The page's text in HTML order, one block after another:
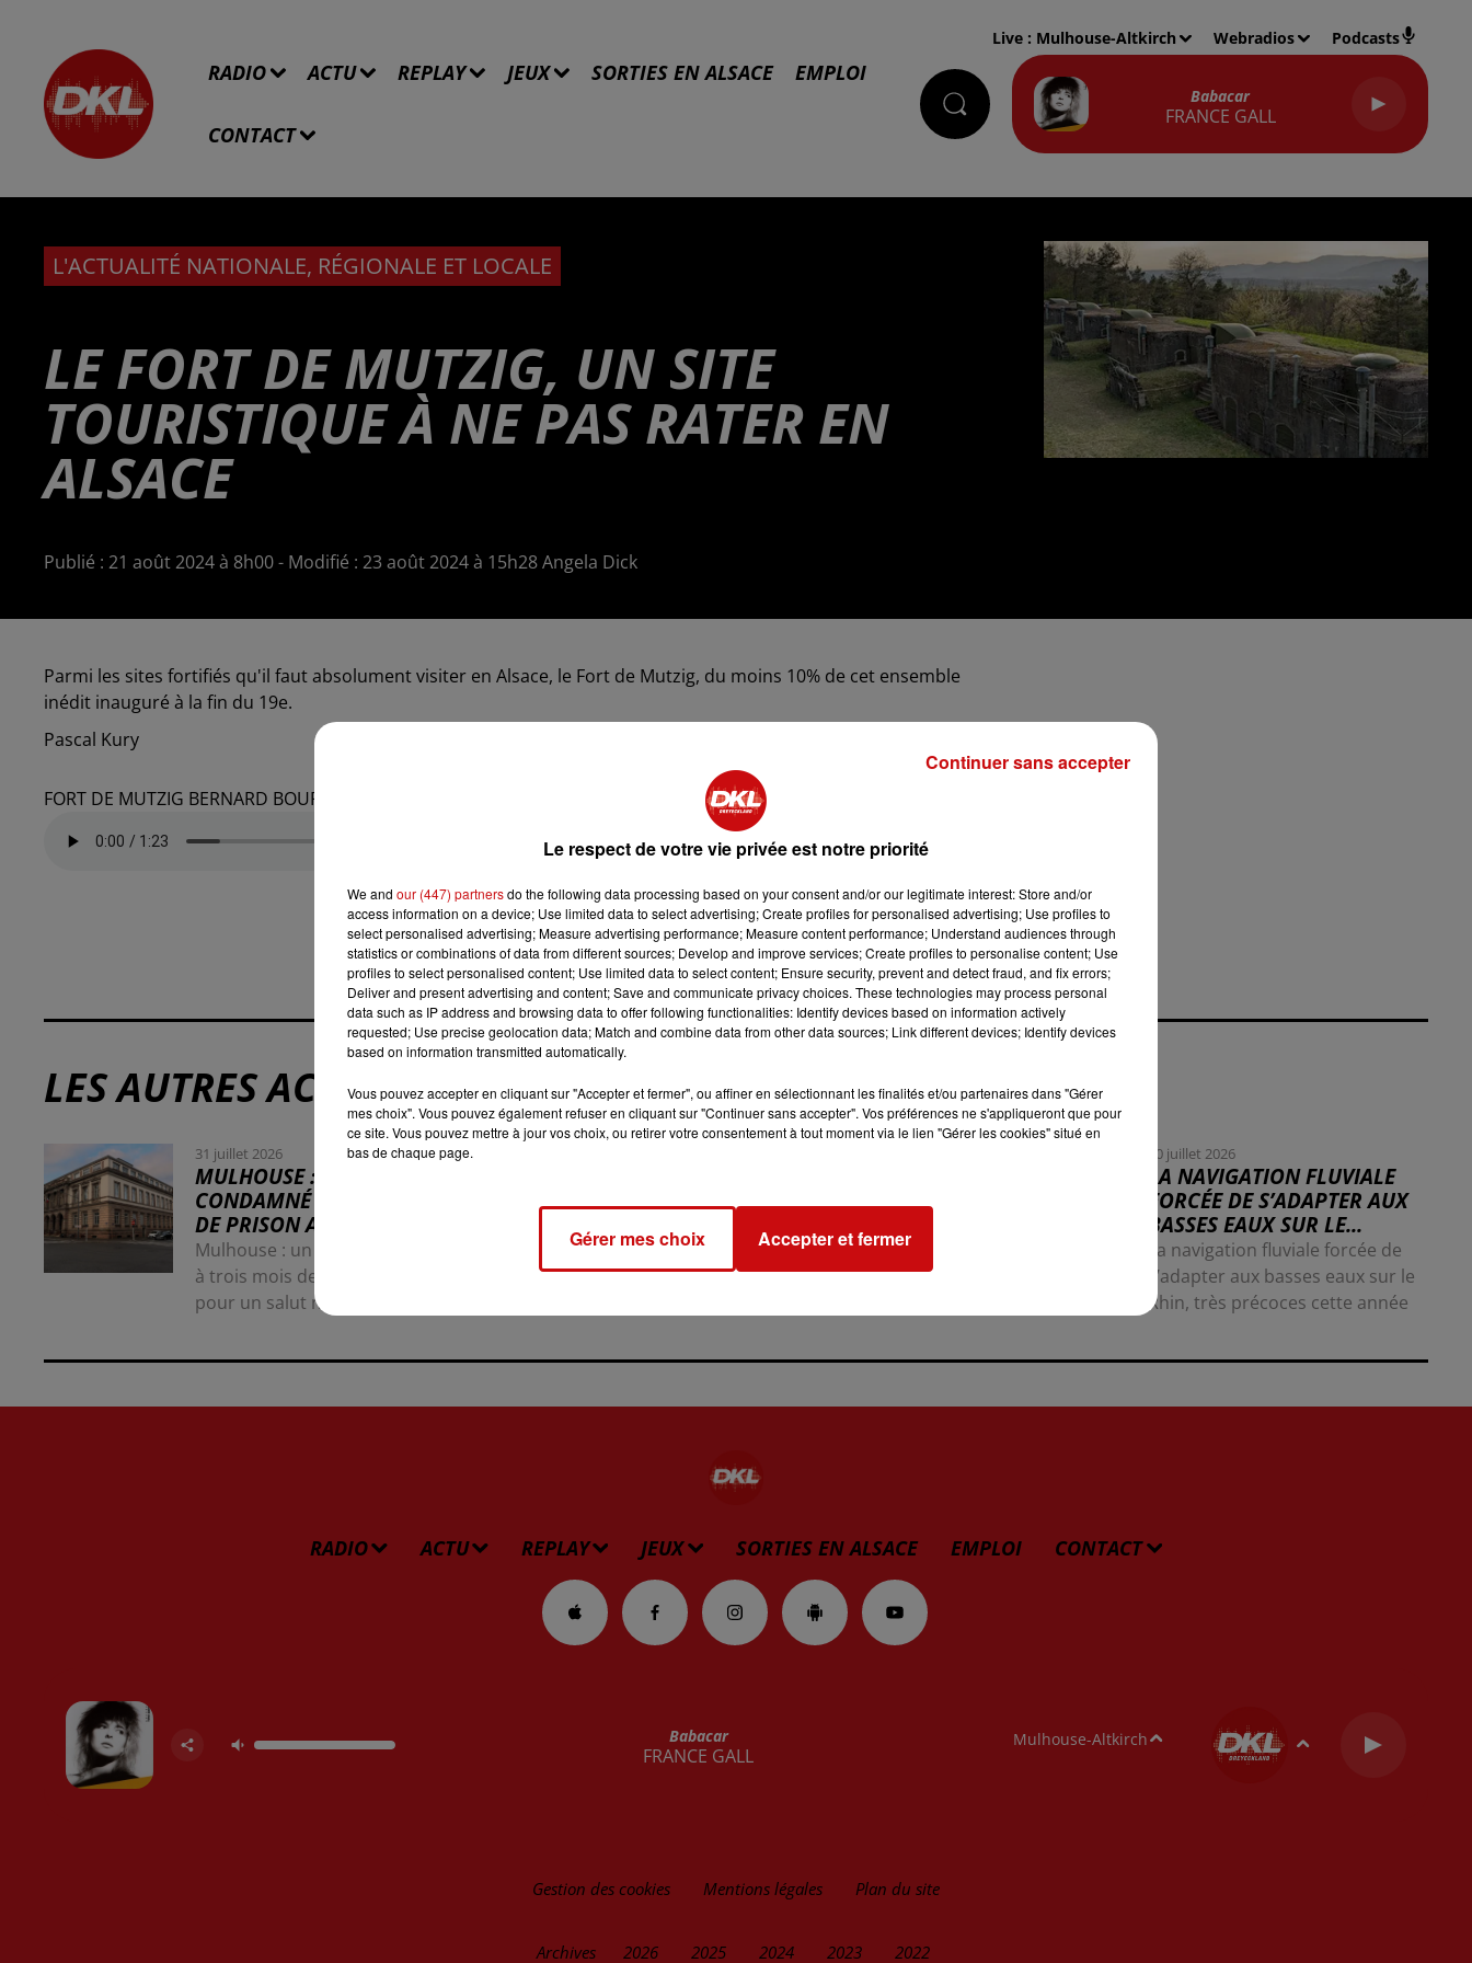
RADIO ACTU REPLAY JEUX SORTIES EN ALSACE EMPLOI
CONTACT
Live : Mulhouse-Altkirch Webradios Podcasts
Babacar
FRANCE GALL
L'ACTUALITÉ NATIONALE, RÉGIONALE ET LOCALE
LE FORT DE MUTZIG, UN SITE
TOURISTIQUE À NE PAS RATER EN
ALSACE
Publié : 21 août 2024 à 8h00 - Modifié : 23 août 2024 à 15h28 Angela Dick
Parmi les sites fortifiés qu'il faut absolument visiter en Alsace, le Fort de Mutzig, du moins 10% de cet ensemble
inédit inauguré à la fin du 19e.
Pascal Kury
FORT DE MUTZIG BERNARD BOUR
LES AUTRES ACTUALITÉS
31 juillet 2026
MULHOUSE : UN HOMME
CONDAMNÉ À TROIS MOIS
DE PRISON AVEC SURSIS...
Mulhouse : un homme condamné
à trois mois de prison avec sursis
pour un salut nazi
COLMAR OUVRE SES PORTES
la 77e Foire aux vins de Colmar
ouvre ses portes pendant 10
30 juillet 2026
LA NAVIGATION FLUVIALE
FORCÉE DE S’ADAPTER AUX
BASSES EAUX SUR LE...
La navigation fluviale forcée de
s’adapter aux basses eaux sur le
Rhin, très précoces cette année
RADIO ACTU REPLAY JEUX SORTIES EN ALSACE EMPLOI CONTACT
Babacar
FRANCE GALL
Mulhouse-Altkirch
Gestion des cookies Mentions légales Plan du site
Archives 2026 2025 2024 2023 2022
Le respect de votre vie privée est notre priorité
We and our (447) partnersdo the following data processing based on your consent and/or our legitimate interest: Store and/or
access information on a device; Use limited data to select advertising; Create profiles for personalised advertising; Use profiles to
select personalised advertising; Measure advertising performance; Measure content performance; Understand audiences through
statistics or combinations of data from different sources; Develop and improve services; Create profiles to personalise content; Use
profiles to select personalised content; Use limited data to select content; Ensure security, prevent and detect fraud, and fix errors;
Deliver and present advertising and content; Save and communicate privacy choices. These technologies may process personal
data such as IP address and browsing data to offer following functionalities: Identify devices based on information actively
requested; Use precise geolocation data; Match and combine data from other data sources; Link different devices; Identify devices
based on information transmitted automatically.
Vous pouvez accepter en cliquant sur "Accepter et fermer", ou affiner en sélectionnant les finalités et/ou partenaires dans "Gérer
mes choix". Vous pouvez également refuser en cliquant sur "Continuer sans accepter". Vos préférences ne s'appliqueront que pour
ce site. Vous pouvez mettre à jour vos choix, ou retirer votre consentement à tout moment via le lien "Gérer les cookies" situé en
bas de chaque page.
Gérer mes choix Accepter et fermer
Continuer sans accepter